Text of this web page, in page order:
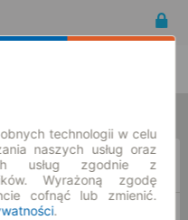
technologii w celu
naszych usług oraz
usług zgodnie z
Wyrażoną zgodę
cofnąć lub zmienić.
.